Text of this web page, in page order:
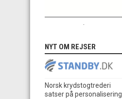
NYT OM REJSER
Norsk krydstogtrederi
satser på personalisering